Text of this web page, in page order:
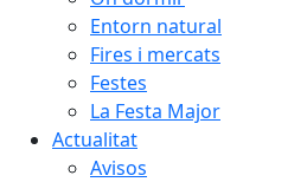
Entorn natural
Fires i mercats
Festes
La Festa Major
Actualitat
Avisos